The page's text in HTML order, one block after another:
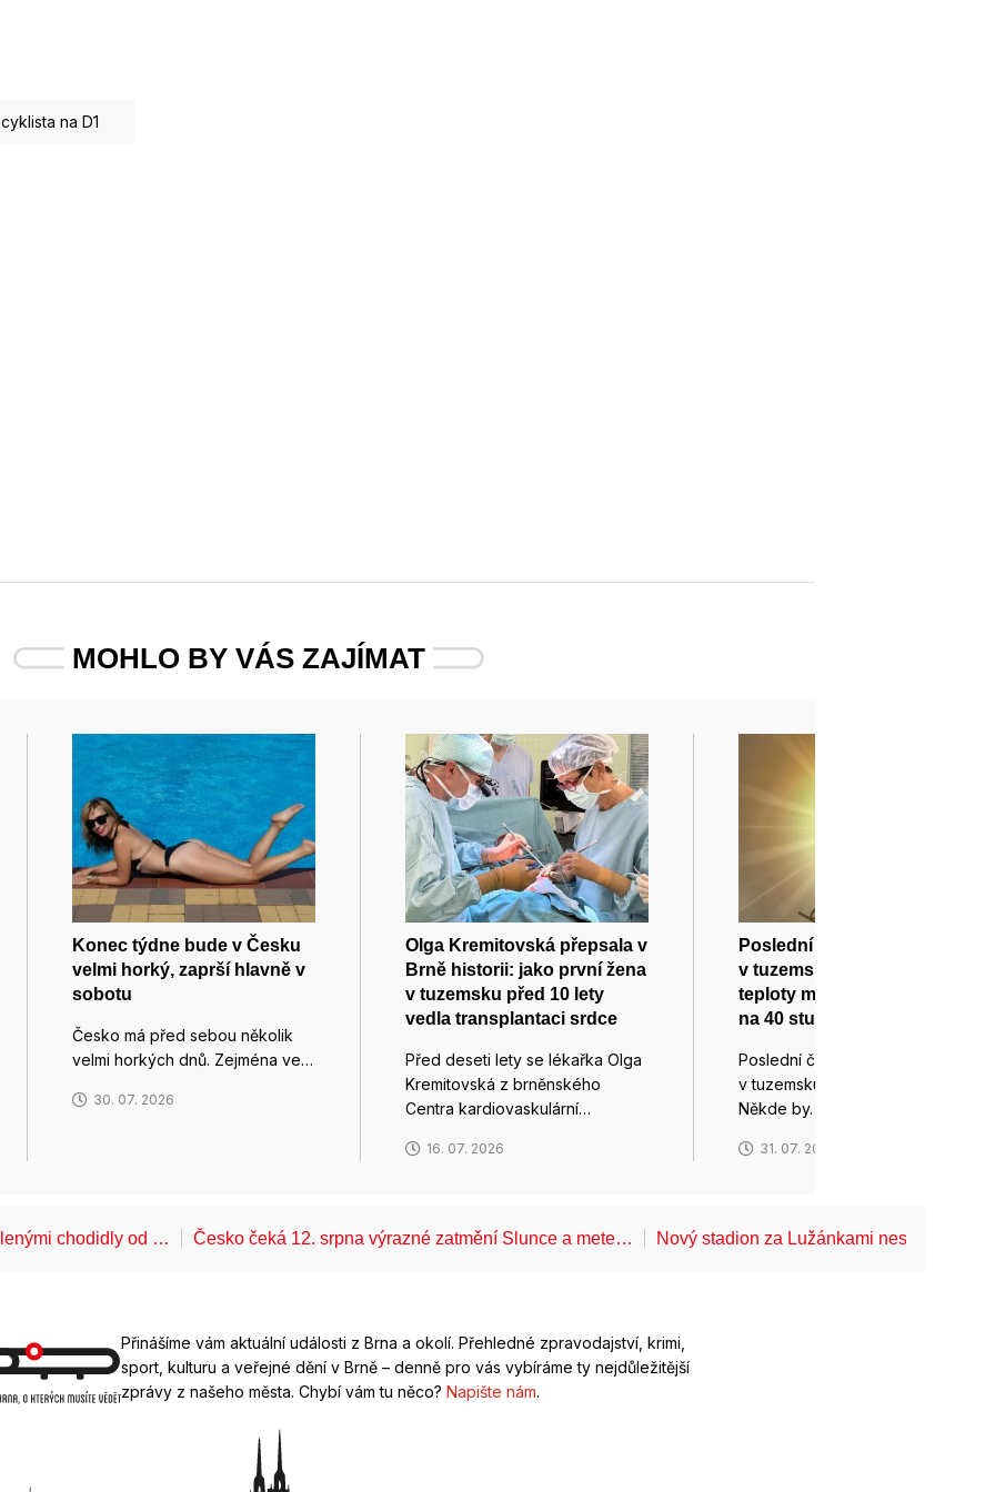
cyklista na D1
MOHLO BY VÁS ZAJÍMAT
Konec týdne bude v Česku
velmi horký, zaprší hlavně v
sobotu
Česko má před sebou několik
velmi horkých dnů. Zejména ve…
30. 07. 2026
Olga Kremitovská přepsala v
Brně historii: jako první žena
v tuzemsku před 10 lety
vedla transplantaci srdce
Před deseti lety se lékařka Olga
Kremitovská z brněnského
Centra kardiovaskulární…
16. 07. 2026
Poslední den července bude
v tuzemsku velmi horký,
teploty mohou vystoupat i
na 40 stupňů Celsia
Poslední červencový den bude
v tuzemsku mimořádně horký.
Někde by…
31. 07. 2026
chodidly od … Česko čeká 12. srpna výrazné zatmění Slunce a mete… Nový stadion za Lužánkami nesmí mít dle
Přinášíme vám aktuální události z Brna a okolí. Přehledné zpravodajství, krimi,
sport, kulturu a veřejné dění v Brně – denně pro vás vybíráme ty nejdůležitější
zprávy z našeho města. Chybí vám tu něco? Napište nám.